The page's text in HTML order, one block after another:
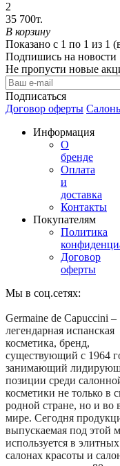
2
35 700т.
В корзину
Показано с 1 по 1 из 1
Подпишись на новости
Не пропусти новые
Подписаться
Договор оферты
Информация
О
бренде
Оплата
и
доставка
Контакты
Покупателям
Политика
Договор
оферты
Мы в соц.сетях:
Germaine de Capuccini –
легендарная испанская
косметика, бренд,
существующий с 1964
занимающий
позиции среди
косметики не только в
родной стране, но и во
мире. Сегодня
выпускаемая под этой
используется в элитных
салонах красоты и